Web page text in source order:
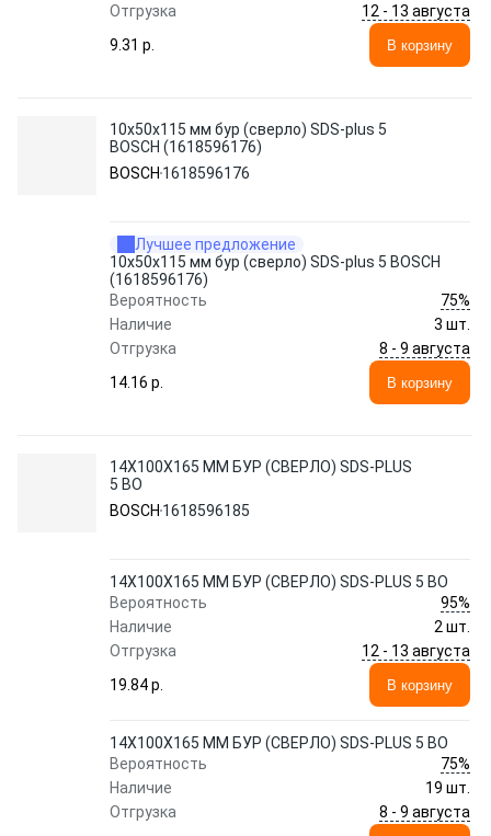
Отгрузка
12 - 13 августа
9.31 p.
В корзину
10х50х115 мм бур (сверло) SDS-plus 5
BOSCH (1618596176)
BOSCH 1618596176
Лучшее предложение
10х50х115 мм бур (сверло) SDS-plus 5 BOSCH
(1618596176)
Вероятность
75%
Наличие
3 шт.
Отгрузка
8 - 9 августа
14.16 p.
В корзину
14Х100Х165 ММ БУР (СВЕРЛО) SDS-PLUS
5 BO
BOSCH 1618596185
14Х100Х165 ММ БУР (СВЕРЛО) SDS-PLUS 5 BO
Вероятность
95%
Наличие
2 шт.
Отгрузка
12 - 13 августа
19.84 p.
В корзину
14Х100Х165 ММ БУР (СВЕРЛО) SDS-PLUS 5 BO
Вероятность
75%
Наличие
19 шт.
Отгрузка
8 - 9 августа